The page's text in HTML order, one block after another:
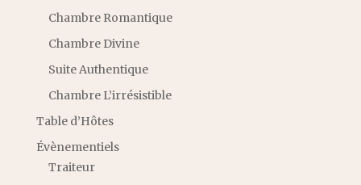
Chambre Romantique
Chambre Divine
Suite Authentique
Chambre L’irrésistible
Table d’Hôtes
Évènementiels
Traiteur